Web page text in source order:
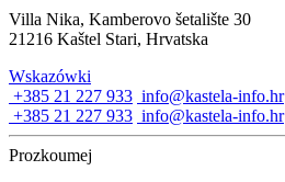
Villa Nika, Kamberovo šetalište 30
21216 Kaštel Stari, Hrvatska
Wskazówki
+385 21 227 933 info@kastela-info.hr
+385 21 227 933 info@kastela-info.hr
Prozkoumej